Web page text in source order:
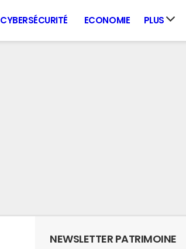
CYBERSÉCURITÉ ECONOMIE PLUS
NEWSLETTER PATRIMOINE